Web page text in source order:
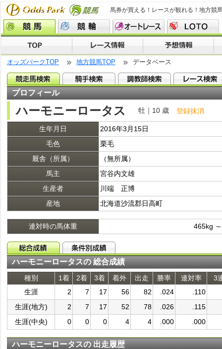
馬券が買える！レースが観れる！地方競
オッズパークTOP 地方競馬TOP データベース
プロフィール
ハーモニーロータス 牡｜10 歳 登録抹消
生年月日
2016年3月15日
毛色
栗毛
厩舎（所属）
（無所属）
馬主
宮谷内文雄
生産者
川端 正博
産地
北海道沙流郡日高町
連対時の馬体重 465kg
ハーモニーロータスの 総合成績
種別 1着 2着 3着 着外 出走 勝率 連対率
3
生涯
2 7 17 56 82 .024
.110
生涯(地方)
2 7 17 52 78 .026
.115
生涯(中央)
0 0 0 4 4 .000 .000
ハーモニーロータスの 出走履歴